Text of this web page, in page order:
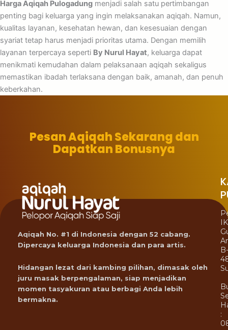
Harga Aqiqah Pulogadung menjadi salah satu pertimbangan
penting bagi keluarga yang ingin melaksanakan aqiqah. Namun,
kualitas layanan, kesehatan hewan, dan kesesuaian dengan
syariat tetap harus menjadi prioritas utama. Dengan memilih
layanan terpercaya seperti By Nurul Hayat, keluarga dapat
menikmati kemudahan dalam pelaksanaan aqiqah sekaligus
memastikan ibadah terlaksana dengan baik, amanah, dan penuh
keberkahan.
Pesan Aqiqah Sekarang dan
Dapatkan Bonusnya
Aqiqah No. #1 di Indonesia dengan 52 cabang.
Dipercaya keluarga Indonesia dan para artis.
Hidangan lezat dari kambing pilihan, dimasak oleh
juru masak berpengalaman, siap menjadikan
momen tasyakuran atau berbagi Anda lebih
bermakna.
B-
: